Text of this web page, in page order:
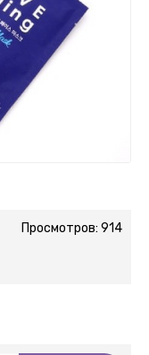
Просмотров: 914